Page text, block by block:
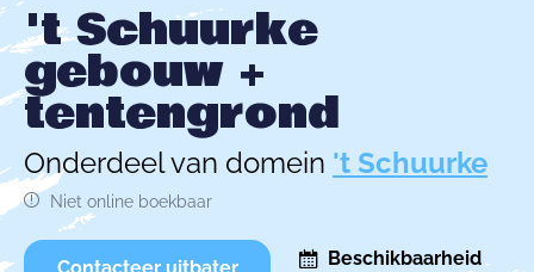
't Schuurke
gebouw +
tentengrond
Onderdeel van domein 't Schuurke
Niet online boekbaar
Beschikbaarheid